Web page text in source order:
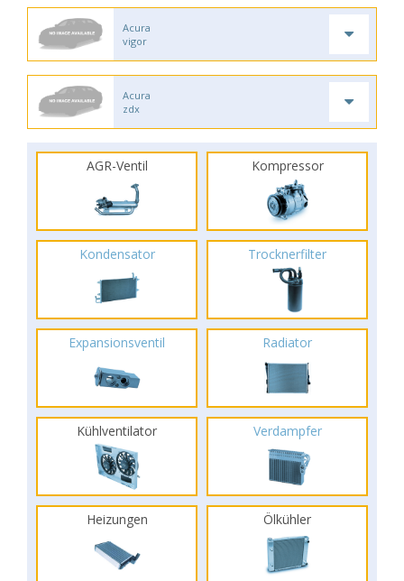
Acura
vigor
Acura
zdx
AGR-Ventil Kompressor
Kondensator Trocknerfilter
Expansionsventil Radiator
Kühlventilator Verdampfer
Heizungen Ölkühler